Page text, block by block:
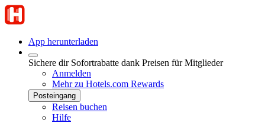
App herunterladen
Sichere dir Sofortrabatte dank Preisen für Mitglieder
Anmelden
Mehr zu Hotels.com Rewards
Posteingang
Reisen buchen
Hilfe